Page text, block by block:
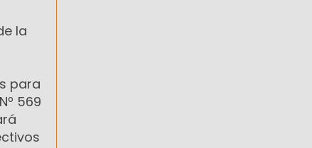
la
para
569